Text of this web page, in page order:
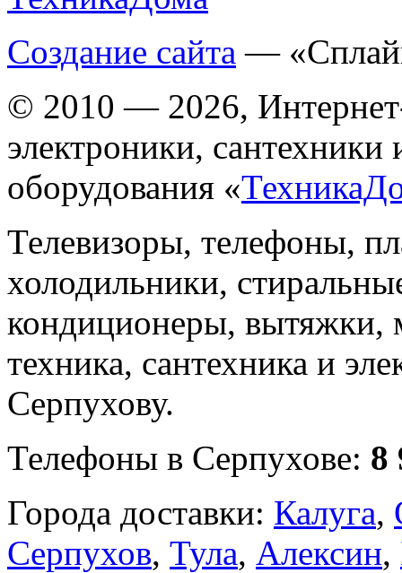
Создание сайта —
© 2010 — 2026,
электроники, сантехники
оборудования «
Телевизоры, телефоны,
холодильники,
кондиционеры, вытяжки,
техника, сантехника и
Серпухову.
Телефоны в Серпухове: 8
Города доставки: Калуга,
Серпухов, Тула, Алексин,